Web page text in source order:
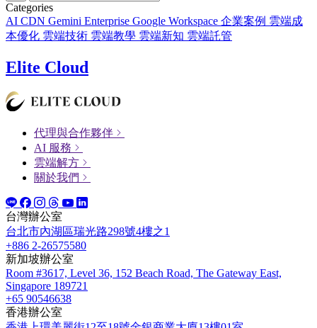
Categories
AI CDN Gemini Enterprise Google Workspace 企業案例 雲端成
本優化 雲端技術 雲端教學 雲端新知 雲端託管
Elite Cloud
代理與合作夥伴
AI 服務
雲端解方
關於我們
台灣辦公室
台北市內湖區瑞光路298號4樓之1
+886 2-26575580
新加坡辦公室
Room #3617, Level 36, 152 Beach Road, The Gateway East,
Singapore 189721
+65 90546638
香港辦公室